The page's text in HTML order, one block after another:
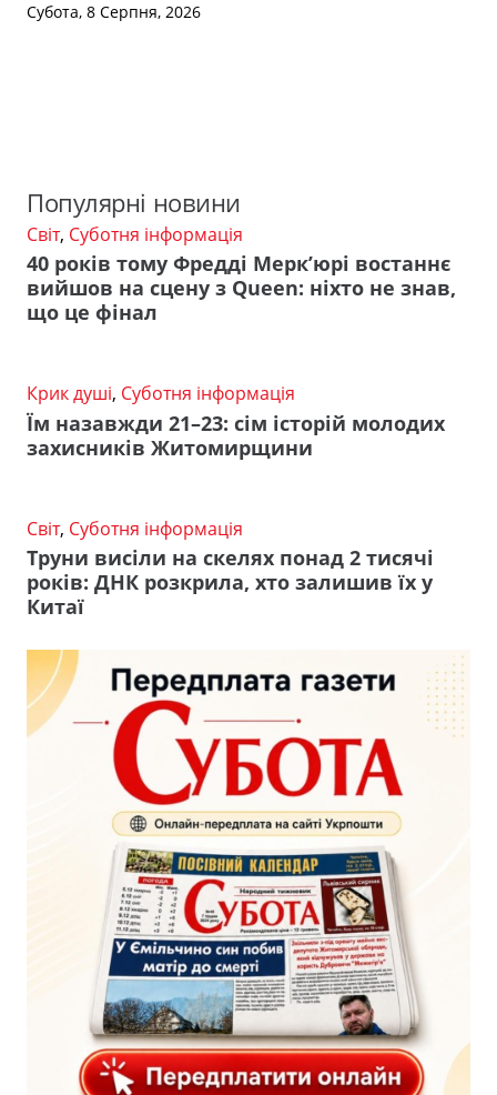
Субота, 8 Серпня, 2026
Популярні новини
Світ, Суботня інформація
40 років тому Фредді Мерк’юрі востаннє
вийшов на сцену з Queen: ніхто не знав,
що це фінал
Крик душі, Суботня інформація
Їм назавжди 21–23: сім історій молодих
захисників Житомирщини
Світ, Суботня інформація
Труни висіли на скелях понад 2 тисячі
років: ДНК розкрила, хто залишив їх у
Китаї